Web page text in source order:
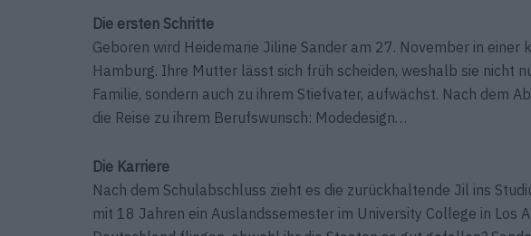
Die ersten Schritte
Geboren wird Heidemarie Jiline Sander am 27. November in einer
Hamburg. Ihre Mutter lässt sich früh scheiden, weshalb sie nicht
Familie, sondern auch zu ihrem Stiefvater, aufwächst. Nach dem
die Reise zu ihrem Berufswunsch: Modedesign…
Die Karriere
Nach dem Schulabschluss zieht es die zurückhaltende Jil ins
mit 18 Jahren ein Auslandssemester im University College in Los